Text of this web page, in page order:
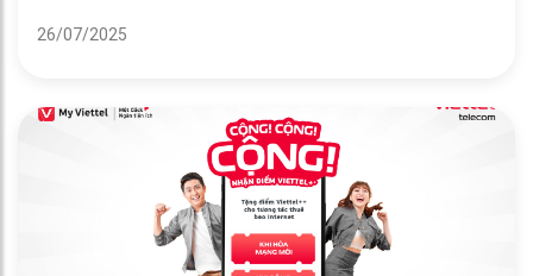
26/07/2025